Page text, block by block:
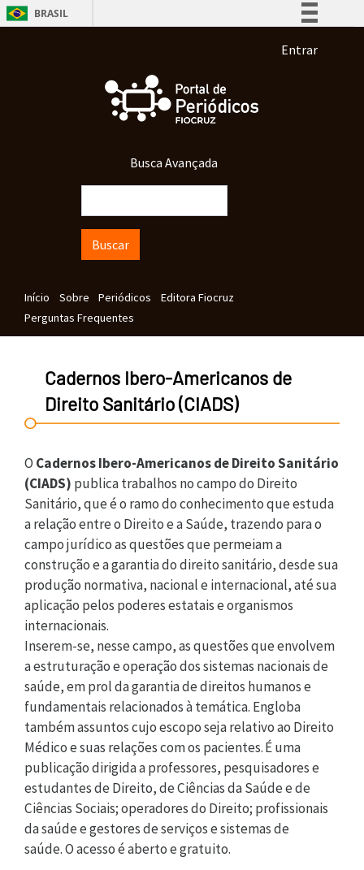
Pular para o conteúdo principal
BRASIL
Participe
Acesso à informação
Menu de
Entrar
Busca Avançada
Navegação principal
Início Sobre Periódicos
Editora Fiocruz
Perguntas Frequentes
Cadernos Ibero-Americanos de
Direito Sanitário (CIADS)
O Cadernos Ibero-Americanos de Direito Sanitário
(CIADS) publica trabalhos no campo do Direito
Sanitário, que é o ramo do conhecimento que estuda
a relação entre o Direito e a Saúde, trazendo para o
campo jurídico as questões que permeiam a
construção e a garantia do direito sanitário, desde sua
produção normativa, nacional e internacional, até sua
aplicação pelos poderes estatais e organismos
internacionais.
Inserem-se, nesse campo, as questões que envolvem
a estruturação e operação dos sistemas nacionais de
saúde, em prol da garantia de direitos humanos e
fundamentais relacionados à temática. Engloba
também assuntos cujo escopo seja relativo ao Direito
Médico e suas relações com os pacientes. É uma
publicação dirigida a professores, pesquisadores e
estudantes de Direito, de Ciências da Saúde e de
Ciências Sociais; operadores do Direito; profissionais
da saúde e gestores de serviços e sistemas de
saúde. O acesso é aberto e gratuito.